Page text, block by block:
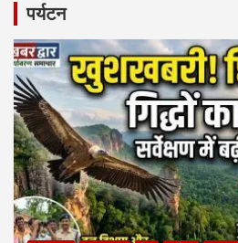
b
o
o
k
A
p
p
पर्यटन